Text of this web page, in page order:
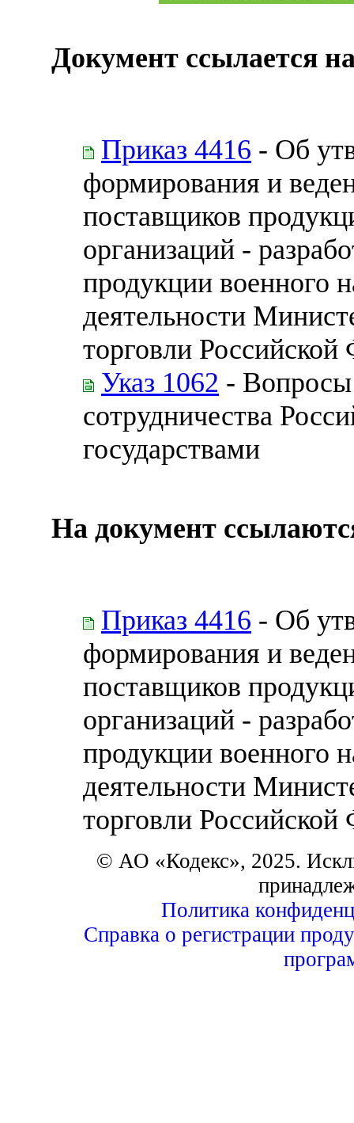
Документ ссылается
Приказ 4416 - Об
формирования и
поставщиков
организаций -
продукции военного
деятельности
торговли Российской
Указ 1062 - Вопросы
сотрудничества
государствами
На документ
Приказ 4416 - Об
формирования и
поставщиков
организаций -
продукции военного
деятельности
торговли Российской
© АО «Кодекс», 2025.
Политика
Справка о регистрации